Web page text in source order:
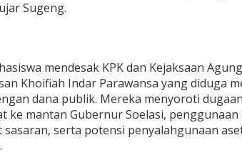
Sugeng.
mendesak KPK dan Kejaksaan
Khoifiah Indar Parawansa yang diduga
dana publik. Mereka menyoroti
ke mantan Gubernur Soelasi,
serta potensi penyalahgunaan